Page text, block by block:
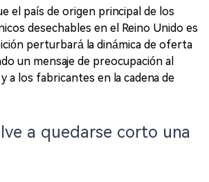
el país de origen principal de los
desechables en el Reino Unido es
perturbará la dinámica de oferta
un mensaje de preocupación al
a los fabricantes en la cadena de
a quedarse corto una